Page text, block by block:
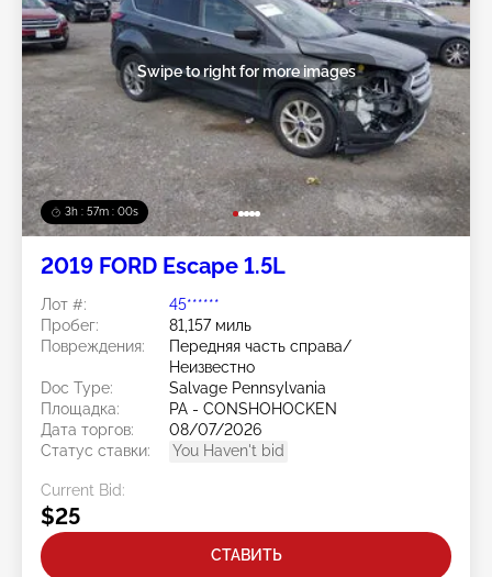
3h : 56m : 57s
Swipe to right for more images
2019 FORD Escape 1.5L
Лот #:
45******
Пробег:
81,157 миль
Повреждения:
Передняя часть справа/
Неизвестно
Doc Type:
Salvage Pennsylvania
Площадка:
PA - CONSHOHOCKEN
Дата торгов:
08/07/2026
Статус ставки:
You Haven't bid
Current Bid:
$25
СТАВИТЬ